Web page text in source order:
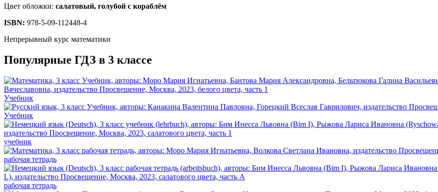
Цвет обложки: салатовый, голубой с кораблём
ISBN: 978-5-09-112448-4
Непрерывный курс математики
Популярные ГДЗ в 3 классе
Учебник
Учебник
учебник
рабочая тетрадь
рабочая тетрадь